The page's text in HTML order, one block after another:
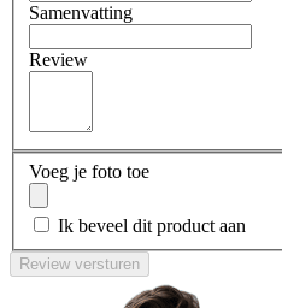
Samenvatting
Review
Voeg je foto toe
Ik beveel dit product aan
Review versturen